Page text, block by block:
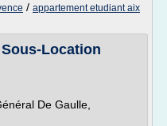
/ appartement etudiant aix
Location
De Gaulle,